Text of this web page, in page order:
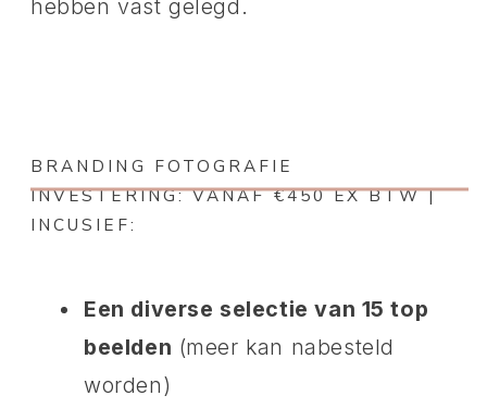
Een diverse selectie van 15 top
beelden (meer kan nabesteld
worden)
BRANDING FOTOGRAFIE
INVESTERING: VANAF €450 EX BTW |
INCUSIEF:
hebben vast gelegd.